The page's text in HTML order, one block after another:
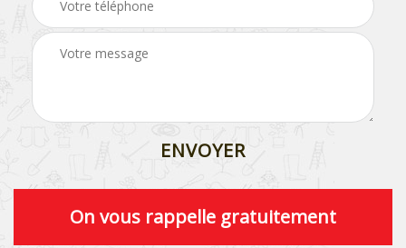
On vous rappelle gratuitement